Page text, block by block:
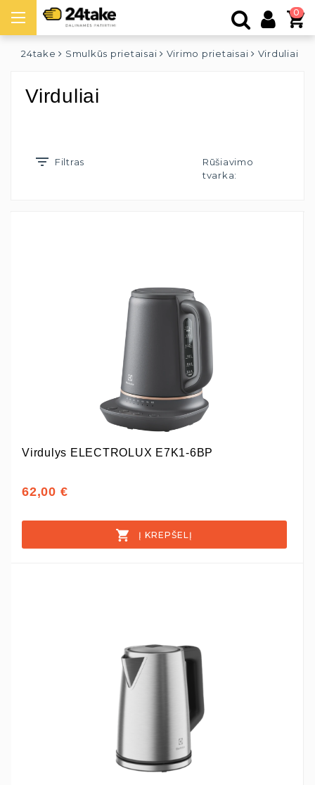
0
24take Smulkūs prietaisai Virimo prietaisai Virduliai
Virduliai
Filtras
Rūšiavimo
tvarka:
Virdulys ELECTROLUX E7K1-6BP
62,00 €
Į KREPŠELĮ